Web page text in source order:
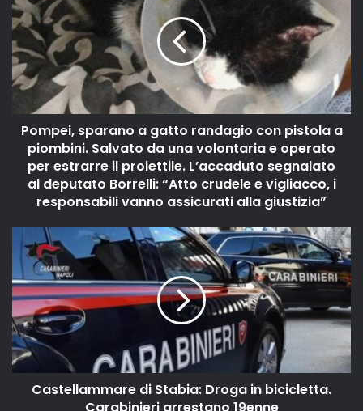
Pompei, sparano a gatto randagio con pistola a
piombini. Salvato da una volontaria e operato
per estrarre il proiettile. L’accaduto segnalato
al deputato Borrelli: “Atto crudele e vigliacco, i
responsabili vanno assicurati alla giustizia”
Castellammare di Stabia: Droga in bicicletta.
Carabinieri arrestano 19enne